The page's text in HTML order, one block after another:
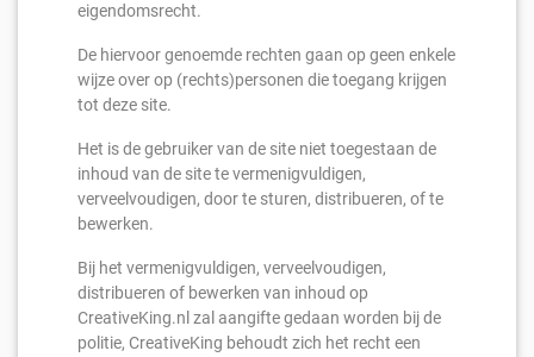
eigendomsrecht.
De hiervoor genoemde rechten gaan op geen enkele
wijze over op (rechts)personen die toegang krijgen
tot deze site.
Het is de gebruiker van de site niet toegestaan de
inhoud van de site te vermenigvuldigen,
verveelvoudigen, door te sturen, distribueren, of te
bewerken.
Bij het vermenigvuldigen, verveelvoudigen,
distribueren of bewerken van inhoud op
CreativeKing.nl zal aangifte gedaan worden bij de
politie, CreativeKing behoudt zich het recht een